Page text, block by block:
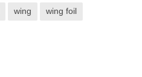
wing wing foil